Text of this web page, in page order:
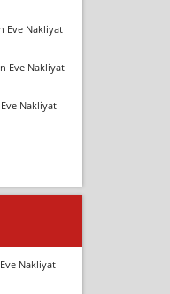
Eve Nakliyat
Eve Nakliyat
Nakliyat
Nakliyat